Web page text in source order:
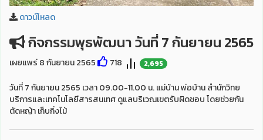
ดาวน์โหลด
กิจกรรมพุธพัฒนา วันที่ 7 กันยายน 2565
เผยแพร่ 8 กันยายน 2565 718 2,695
วันที่ 7 กันยายน 2565 เวลา 09.00-11.00 น. แม่บ้าน พ่อบ้าน สำนักวิทย
บริการและเทคโนโลยีสารสนเทศ ดูแลบริเวณเขตรับผิดชอบ โดยช่วยกัน
ตัดหญ้า เก็บกิ่งไม้